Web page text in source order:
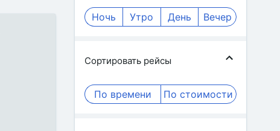
Ночь Утро День Вечер
Сортировать рейсы
По времени По стоимости